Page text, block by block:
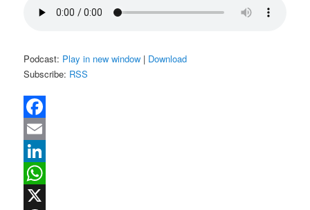
Podcast: Play in new window | Download
Subscribe: RSS
Facebook
Email
LinkedIn
WhatsApp